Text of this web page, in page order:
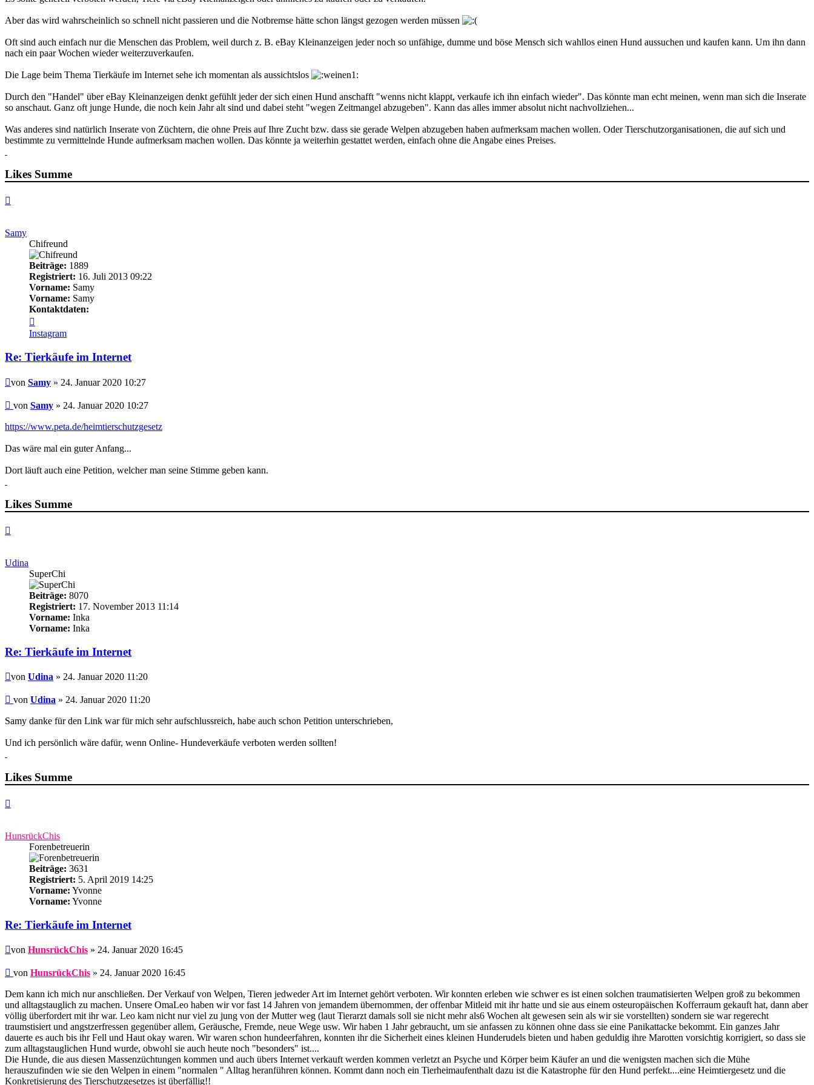
Aber das wird wahrscheinlich so schnell nicht passieren und die Notbremse hätte schon längst gezogen werden müssen
Oft sind auch einfach nur die Menschen das Problem, weil durch z. B. eBay Kleinanzeigen jeder noch so unfähige, dumme und böse Mensch sich wahllos einen Hund aussuchen und kaufen kann. Um ihn dann
nach ein paar Wochen wieder weiterzuverkaufen.
Die Lage beim Thema Tierkäufe im Internet sehe ich momentan als aussichtslos
Durch den "Handel" über eBay Kleinanzeigen denkt gefühlt jeder der sich einen Hund anschafft "wenns nicht klappt, verkaufe ich ihn einfach wieder". Das könnte man echt meinen, wenn man sich die Inserate
so anschaut. Ganz oft junge Hunde, die noch kein Jahr alt sind und dabei steht "wegen Zeitmangel abzugeben". Kann das alles immer absolut nicht nachvollziehen...
Was anderes sind natürlich Inserate von Züchtern, die ohne Preis auf Ihre Zucht bzw. dass sie gerade Welpen abzugeben haben aufmerksam machen wollen. Oder Tierschutzorganisationen, die auf sich und
bestimmte zu vermittelnde Hunde aufmerksam machen wollen. Das könnte ja weiterhin gestattet werden, einfach ohne die Angabe eines Preises.
Likes Summe
Samy
Chifreund
Beiträge: 1889
Registriert: 16. Juli 2013 09:22
Vorname: Samy
Vorname: Samy
Kontaktdaten:
von
Samy
Instagram
Re: Tierkäufe im Internet
Beitrag
von Samy » 24. Januar 2020 10:27
Beitrag
von Samy » 24. Januar 2020 10:27
https://www.peta.de/heimtierschutzgesetz
Das wäre mal ein guter Anfang...
Dort läuft auch eine Petition, welcher man seine Stimme geben kann.
Likes Summe
Udina
SuperChi
Beiträge: 8070
Registriert: 17. November 2013 11:14
Vorname: Inka
Vorname: Inka
Re: Tierkäufe im Internet
Beitrag
von Udina » 24. Januar 2020 11:20
Beitrag
von Udina » 24. Januar 2020 11:20
Samy danke für den Link war für mich sehr aufschlussreich, habe auch schon Petition unterschrieben,
Und ich persönlich wäre dafür, wenn Online- Hundeverkäufe verboten werden sollten!
Likes Summe
HunsrückChis
Forenbetreuerin
Beiträge: 3631
Registriert: 5. April 2019 14:25
Vorname: Yvonne
Vorname: Yvonne
Re: Tierkäufe im Internet
Beitrag
von HunsrückChis » 24. Januar 2020 16:45
Beitrag
von HunsrückChis » 24. Januar 2020 16:45
Dem kann ich mich nur anschließen. Der Verkauf von Welpen, Tieren jedweder Art im Internet gehört verboten. Wir konnten erleben wie schwer es ist einen solchen traumatisierten Welpen groß zu bekommen
und alltagstauglich zu machen. Unsere OmaLeo haben wir vor fast 14 Jahren von jemandem übernommen, der offenbar Mitleid mit ihr hatte und sie aus einem osteuropäischen Kofferraum gekauft hat, dann aber
völlig überfordert mit ihr war. Leo kam nicht nur viel zu jung von der Mutter weg (laut Tierarzt damals soll sie nicht mehr als6 Wochen alt gewesen sein als wir sie vorstellten) sondern sie war regerecht
traumstisiert und angstzerfressen gegenüber allem, Geräusche, Fremde, neue Wege usw. Wir haben 1 Jahr gebraucht, um sie anfassen zu können ohne dass sie eine Panikattacke bekommt. Ein ganzes Jahr
dauerte es auch bis ihr Fell und Haut okay waren. Wir waren schon hundeerfahren, konnten ihr die Sicherheit eines kleinen Hunderudels bieten und haben geduldig ihre Marotten vorsichtig korrigiert, so dass sie
zum alltagstauglichen Hund wurde, obwohl sie auch heute noch "besonders" ist....
Die Hunde, die aus diesen Massenzüchtungen kommen und auch übers Internet verkauft werden kommen verletzt an Psyche und Körper beim Käufer an und die wenigsten machen sich die Mühe
herauszufinden wie sie den Welpen in einem "normalen " Alltag heranführen können. Kommt dann noch ein Tierheimaufenthalt dazu ist die Katastrophe für den Hund perfekt....eine Heimtiergesetz und die
Konkretisierung des Tierschutzgesetzes ist überfällig!!